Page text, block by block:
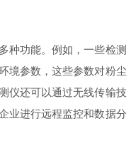
功能。例如，一些检测
境参数，这些参数对粉尘
仪还可以通过无线传输技
业进行远程监控和数据分